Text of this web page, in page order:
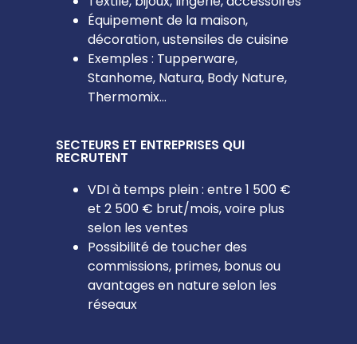
Équipement de la maison,
décoration, ustensiles de cuisine
Exemples : Tupperware,
Stanhome, Natura, Body Nature,
Thermomix…
SECTEURS ET ENTREPRISES QUI
RECRUTENT
VDI à temps plein : entre 1 500 €
et 2 500 € brut/mois, voire plus
selon les ventes
Possibilité de toucher des
commissions, primes, bonus ou
avantages en nature selon les
réseaux